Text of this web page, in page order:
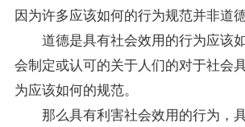
因为许多应该如何的行为规范并非道德
道德是具有社会效用的行为应该
会制定或认可的关于人们的对于社会
为应该如何的规范。
那么具有利害社会效用的行为，